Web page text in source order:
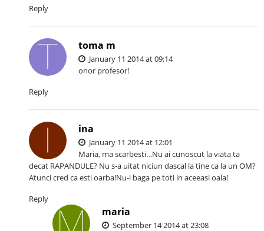
Reply
toma m
January 11 2014 at 09:14
onor profesor!
Reply
ina
January 11 2014 at 12:01
Maria, ma scarbesti…Nu ai cunoscut la viata ta
decat RAPANDULE? Nu s-a uitat niciun dascal la tine ca la un OM?
Atunci cred ca esti oarba!Nu-i baga pe toti in aceeasi oala!
Reply
maria
September 14 2014 at 23:08